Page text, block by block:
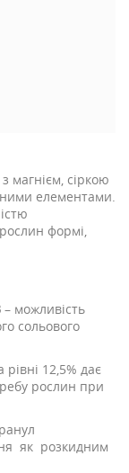
магнієм, сіркою
елементами.
формі,
– можливість
сольового
рівні 12,5% дає
рослин при
як розкидним